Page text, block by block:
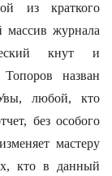
из краткого
массив журнала
кнут и
назван
любой, кто
без особого
мастеру
кто в данный